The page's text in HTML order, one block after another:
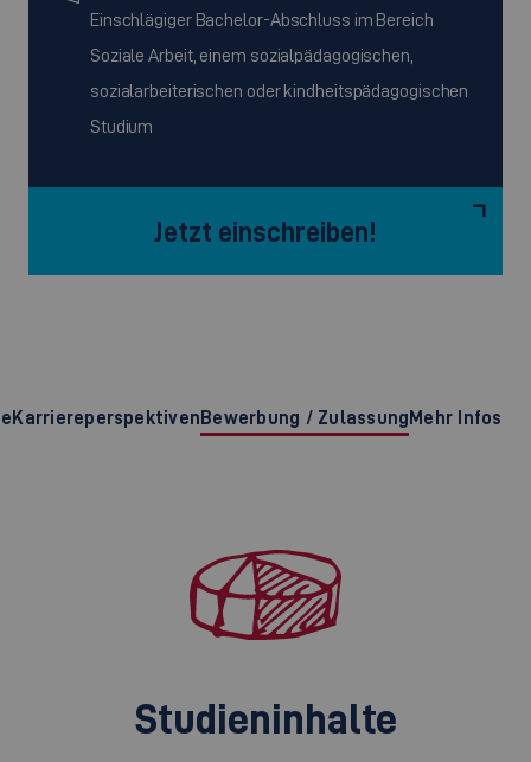
Einschlägiger Bachelor-Abschluss im Bereich
Soziale Arbeit, einem sozialpädagogischen,
sozialarbeiterischen oder kindheitspädagogischen
Studium
Jetzt einschreiben!
Karriereperspektiven Bewerbung / Zulassung Mehr Infos
Studieninhalte